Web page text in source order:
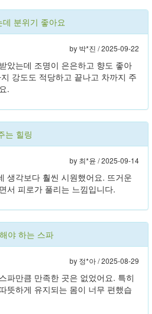
분위기 좋아요
by 박*진 /2025-09-22
았는데 조명이 은은하고 향도 좋아
강도도 적당하고 끝나고 차까지 주
.
는 힐링
by 최*윤 /2025-09-14
생각보다 훨씬 시원했어요. 뜨거운
서 피로가 풀리는 느낌입니다.
야 하는 스파
by 정*아 /2025-08-29
파만큼 만족한 곳은 없었어요. 특히
뜻하게 유지되는 몸이 너무 편했습